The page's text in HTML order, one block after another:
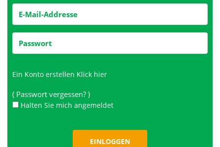
Ein Konto erstellen Klick hier
( Passwort vergessen? )
Halten Sie mich angemeldet